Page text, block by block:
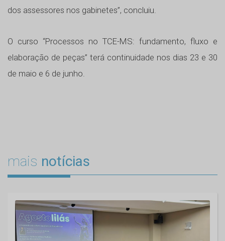
dos assessores nos gabinetes”, concluiu.
O curso “Processos no TCE-MS: fundamento, fluxo e
elaboração de peças” terá continuidade nos dias 23 e 30
de maio e 6 de junho.
mais notícias